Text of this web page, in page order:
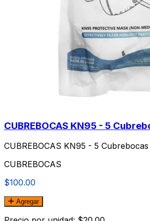
CUBREBOCAS KN95 - 5
CUBREBOCAS KN95 - 5 Cubrebocas
CUBREBOCAS
$100.00
Agregar